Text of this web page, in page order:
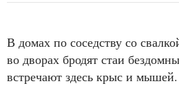
В домах по соседству со
во дворах бродят стаи
встречают здесь крыс и мышей.